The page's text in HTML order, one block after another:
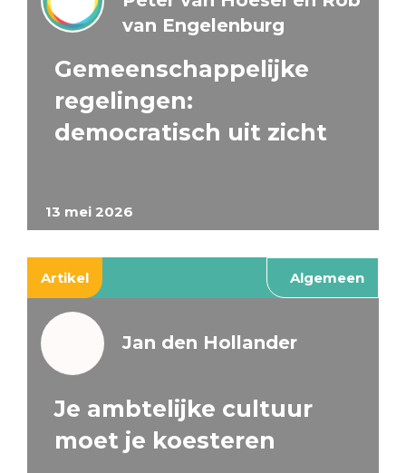
13 mei 2026
van Engelenburg
Gemeenschappelijke
regelingen:
democratisch uit zicht
Artikel Algemeen
Jan den Hollander
Je ambtelijke cultuur
moet je koesteren